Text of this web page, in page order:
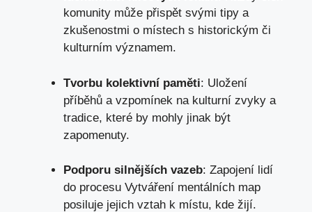
komunity může přispět svými tipy a
zkušenostmi o místech s historickým či
kulturním významem.
Tvorbu kolektivní paměti: Uložení
příběhů a vzpomínek na kulturní zvyky a
tradice, které by mohly jinak být
zapomenuty.
Podporu silnějších vazeb: Zapojení lidí
do procesu Vytváření mentálních map
posiluje jejich vztah k místu, kde žijí.